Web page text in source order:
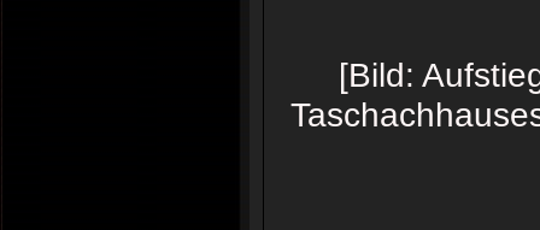
[Bild: